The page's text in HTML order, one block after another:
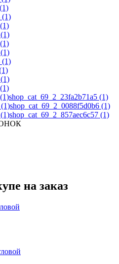
shop_cat_69_2_23fa2b71a5 (1)
shop_cat_69_2_0088f5d0b6 (1)
shop_cat_69_2_857aec6c57 (1)
на заказ